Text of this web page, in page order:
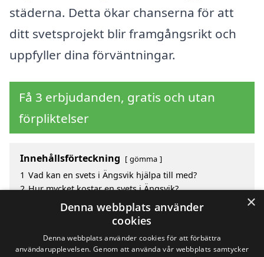
städerna. Detta ökar chanserna för att
ditt svetsprojekt blir framgångsrikt och
uppfyller dina förväntningar.
Få 3 erbjudanden, gratis och utan
förpliktelser
Innehållsförteckning gömma
1 Vad kan en svets i Ängsvik hjälpa till med?
2 Hur mycket kostar en svets i Ängsvik?
Fördelar med att välja svets i Ängsvik
Sök efter en skicklig svets i de omgivande städerna
×
Denna webbplats använder
cookies
Denna webbplats använder cookies för att förbättra
användarupplevelsen. Genom att använda vår webbplats samtycker